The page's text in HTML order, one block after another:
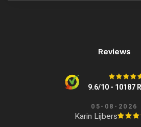
Reviews
9.6/10 - 10187
05-08-2026
Karin Lijbers